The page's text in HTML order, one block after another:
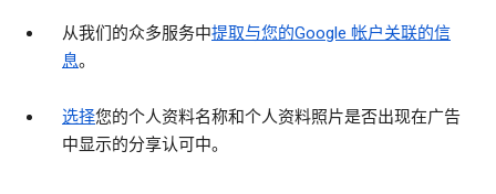
从我们的众多服务中提取与您的Google 帐户关联的信
息。
选择您的个人资料名称和个人资料照片是否出现在广告
中显示的分享认可中。